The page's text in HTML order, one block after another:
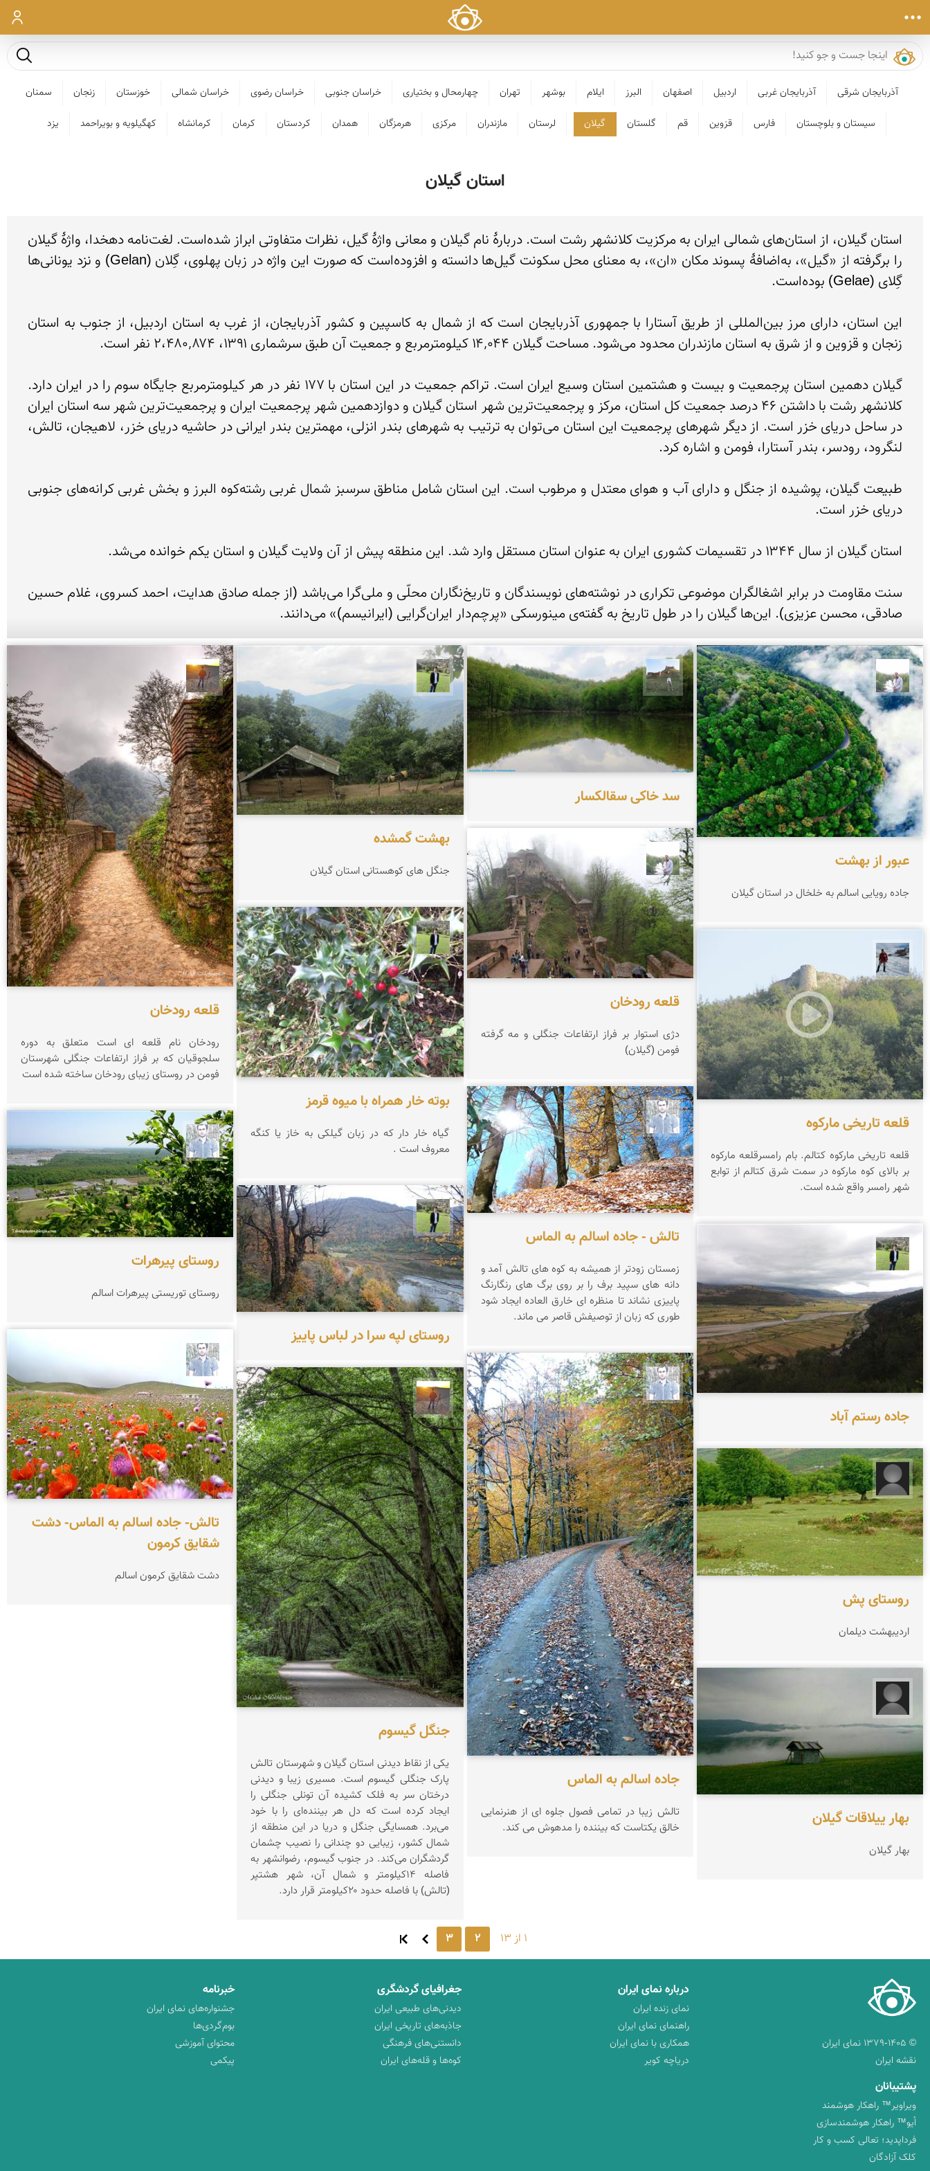
ورود
جست و
آذربایجان شرقی آذربایجان غربی اردبیل اصفهان البرز ایلام بوشهر تهران چهارمحال و بختیاری خراسان جنوبی خراسان رضوی خراسان شمالی خوزستان زنجان سمنان
سیستان و بلوچستان فارس قزوین قم گلستان گیلان لرستان مازندران مرکزی هرمزگان همدان کردستان کرمان کرمانشاه کهگیلویه و بویراحمد یزد
استان گیلان
صادقی، محسن عزیزی). این‌ها گیلان را در طول تاریخ به گفته‌ی مینورسکی «پرچم‌دار ایران‌گرایی (ایرانیسم)» می‌دانند.
مهرداد زینلیان
عبور از بهشت
جاده رویایی اسالم به خلخال در استان گیلان
قلعه تاریخی مارکوه
قلعه تاریخی مارکوه کتالم. بام رامسرقلعه مارکوه
بر بالای کوه مارکوه در سمت شرق کتالم از توابع
شهر رامسر واقع شده است.
جاده رستم آباد
مجید حاجی پور‍‍‍
روستای پش
اردیبهشت دیلمان
بهار ییلاقات گیلان
بهار گیلان
مظفر کشاورزمحمدیان
سد خاکی سقالکسار
مهرداد زینلیان
قلعه رودخان
دژی استوار بر فراز ارتفاعات جنگلی و مه گرفته
فومن (گیلان)
کاظم حریری پیرهراتی
تالش - جاده اسالم به الماس
زمستان زودتر از همیشه به کوه های تالش آمد و
دانه های سپید برف را بر روی برگ های رنگارنگ
پاییزی نشاند تا منظره ای خارق العاده ایجاد شود
طوری که زبان از توصیفش قاصر می ماند.
کاظم حریری پیرهراتی
جاده اسالم به الماس
تالش زیبا در تمامی فصول جلوه ای از هنرنمایی
خالق یکتاست که بیننده را مدهوش می کند.
بهشت گمشده
جنگل های کوهستانی استان گیلان
علیرضا رستمی
بوته خار همراه با میوه قرمز
گیاه خار دار که در زبان گیلکی به خاز یا کنگه
معروف است .
علیرضا رستمی
روستای لپه سرا در لباس پاییز
مهدی مخلصیان
جنگل گیسوم
یکی از نقاط دیدنی استان گیلان و شهرستان تالش
پارک جنگلی گیسوم است. مسیری زیبا و دیدنی
درختان سر به فلک کشیده آن تونلی جنگلی را
ایجاد کرده است که دل هر بیننده‌ای را با خود
می‌برد. همسایگی جنگل و دریا در این منطقه از
شمال کشور، زیبایی دو چندانی را نصیب چشمان
گردشگران می‌کند. در جنوب گیسوم، رضوانشهر به
فاصله ۱۴کیلومتر و شمال آن، شهر هشتپر
(تالش) با فاصله حدود ۲۰کیلومتر قرار دارد.
مهدی مخلصیان
قلعه رودخان
رودخان نام قلعه ای است متعلق به دوره
سلجوقیان که بر فراز ارتفاعات جنگلی شهرستان
فومن در روستای زیبای رودخان ساخته شده است
کاظم حریری پیرهراتی
روستای پیرهرات
روستای توریستی پیرهرات اسالم
تالش- جاده اسالم به الماس- دشت
شقایق کرمون
دشت شقایق کرمون اسالم
1 از 13 2
3
© ۱۳۷۹-۱۴۰۵ نمای ایران
نقشه ایران
درباره نمای ایران
نمای زنده ایران
راهنمای نمای ایران
همکاری با نمای ایران
دریاچه کویر
جغرافیای گردشگری
دیدنی‌های طبیعی ایران
جاذبه‌های تاریخی ایران
دانستنی‌های فرهنگی
کوه‌ها و قله‌های ایران
خبرنامه
جشنواره‌های نمای ایران
بوم‌گردی‌ها
محتوای آموزشی
پیکمی
پشتیبانان
ویراویر™ راهکار هوشمند
اُیو™ راهکار هوشمندسازی
فرداپدید؛ تعالی کسب و کار
کلک آزادگان